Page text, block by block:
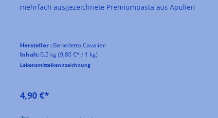
mehrfach ausgezeichnete Premiumpasta aus Apulien
Hersteller : Benedetto Cavalieri
Inhalt:0.5 kg (9,80 €* / 1 kg)
Lebensmittelkennzeichnung
4,90 €*